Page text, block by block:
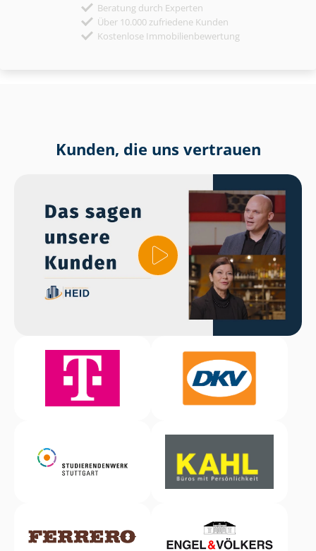
Beratung durch Experten
Über 10.000 zufriedene Kunden
Kostenlose Immobilienbewertung
Kunden, die uns vertrauen